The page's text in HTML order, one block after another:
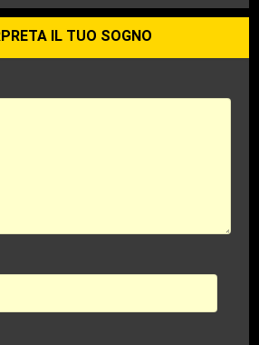
IL TUO SOGNO